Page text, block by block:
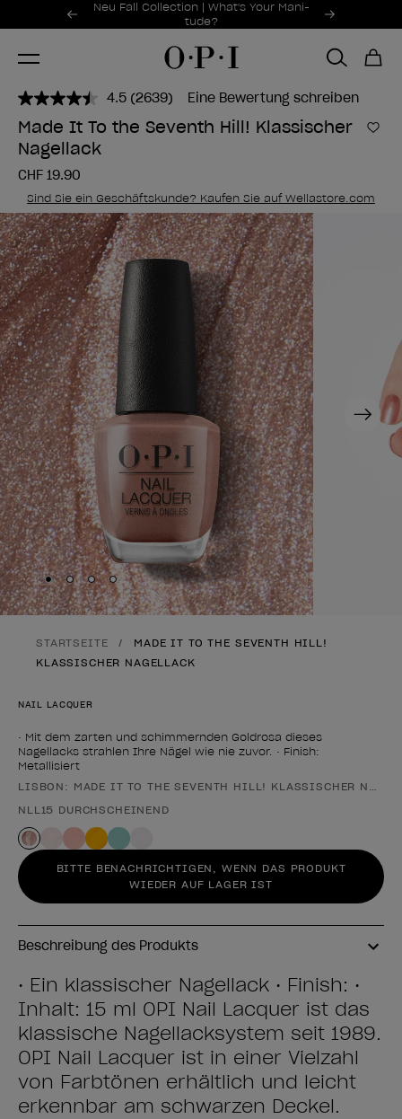
Sonderangebote
Neu Fall Collection | What's Your Mani-
tude?
Item 1 of 2
4.5 2639
Bewertungen
lesen..
Seite.
(2639) Eine Bewertung schreiben
Made It To the Seventh Hill! Klassischer
Nagellack
Zur
CHF 19.90
Sind Sie ein Geschäftskunde? Kaufen Sie auf Wellastore.com
Next
Skip to slide1
Skip to slide2
Skip to slide3
Skip to slide4
STARTSEITE
MADE IT TO THE SEVENTH HILL!
KLASSISCHER NAGELLACK
NAIL LACQUER
• Mit dem zarten und schimmernden Goldrosa dieses
Nagellacks strahlen Ihre Nägel wie nie zuvor. • Finish:
Metallisiert
Form des Produkts
LISBON: MADE IT TO THE SEVENTH HILL! KLASSISCHER
NLL15 DURCHSCHEINEND
BITTE BENACHRICHTIGEN, WENN DAS PRODUKT
WIEDER AUF LAGER IST
Beschreibung des Produkts
• Ein klassischer Nagellack • Finish: •
Inhalt: 15 ml OPI Nail Lacquer ist das
klassische Nagellacksystem seit 1989.
OPI Nail Lacquer ist in einer Vielzahl
von Farbtönen erhältlich und leicht
erkennbar am schwarzen Deckel.